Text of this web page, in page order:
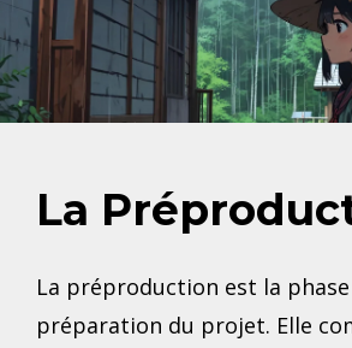
La
La préproduction est la
préparation du projet. Elle